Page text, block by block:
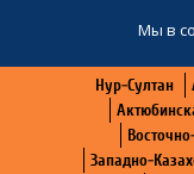
Мы в
Нур-Султан
Западно-